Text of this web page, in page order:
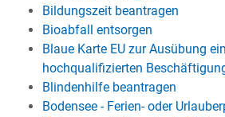
Bildungszeit beantragen
Bioabfall entsorgen
Blaue Karte EU zur Ausübung
hochqualifizierten
Blindenhilfe beantragen
Bodensee - Ferien- oder